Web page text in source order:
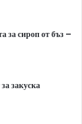
за сироп от бъз –
закуска